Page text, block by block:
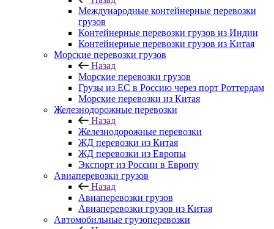
Международные контейнерные перевозки
грузов
Контейнерные перевозки грузов из Индии
Контейнерные перевозки грузов из Китая
Морские перевозки грузов
Назад
Морские перевозки грузов
Грузы из ЕС в Россию через порт Роттердам
Морские перевозки из Китая
Железнодорожные перевозки
Назад
Железнодорожные перевозки
ЖД перевозки из Китая
ЖД перевозки из Европы
Экспорт из России в Европу
Авиаперевозки грузов
Назад
Авиаперевозки грузов
Авиаперевозки грузов из Китая
Автомобильные грузоперевозки